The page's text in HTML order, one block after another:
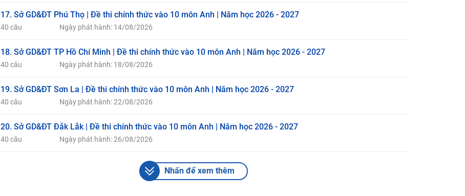
17. Sở GD&ĐT Phú Thọ | Đề thi chính thức vào 10 môn Anh | Năm học 2026 - 2027
40 câu Ngày phát hành: 14/08/2026
18. Sở GD&ĐT TP Hồ Chí Minh | Đề thi chính thức vào 10 môn Anh | Năm học 2026 - 2027
40 câu Ngày phát hành: 18/08/2026
19. Sở GD&ĐT Sơn La | Đề thi chính thức vào 10 môn Anh | Năm học 2026 - 2027
40 câu Ngày phát hành: 22/08/2026
20. Sở GD&ĐT Đắk Lắk | Đề thi chính thức vào 10 môn Anh | Năm học 2026 - 2027
40 câu Ngày phát hành: 26/08/2026
Nhấn để xem thêm